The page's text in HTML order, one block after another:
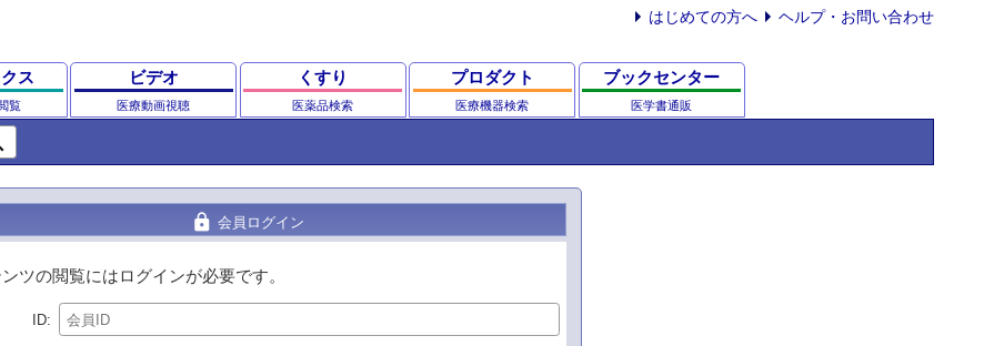
はじめての方へ ヘルプ・お問い合わせ
ス
覧
ビデオ
医療動画視聴
くすり
医薬品検索
プロダクト
医療機器検索
ブックセンター
医学書通販
lock 会員ログイン
ツの閲覧にはログインが必要です。
ID